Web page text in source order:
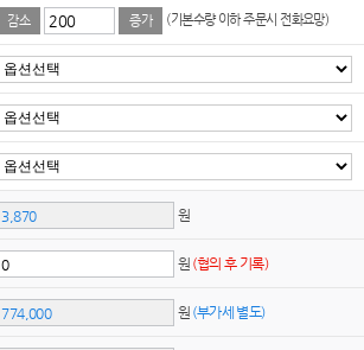
감소 증가 (기본수량 이하 주문시 전화요망)
원
원 (협의 후 기록)
원 (부가세 별도)